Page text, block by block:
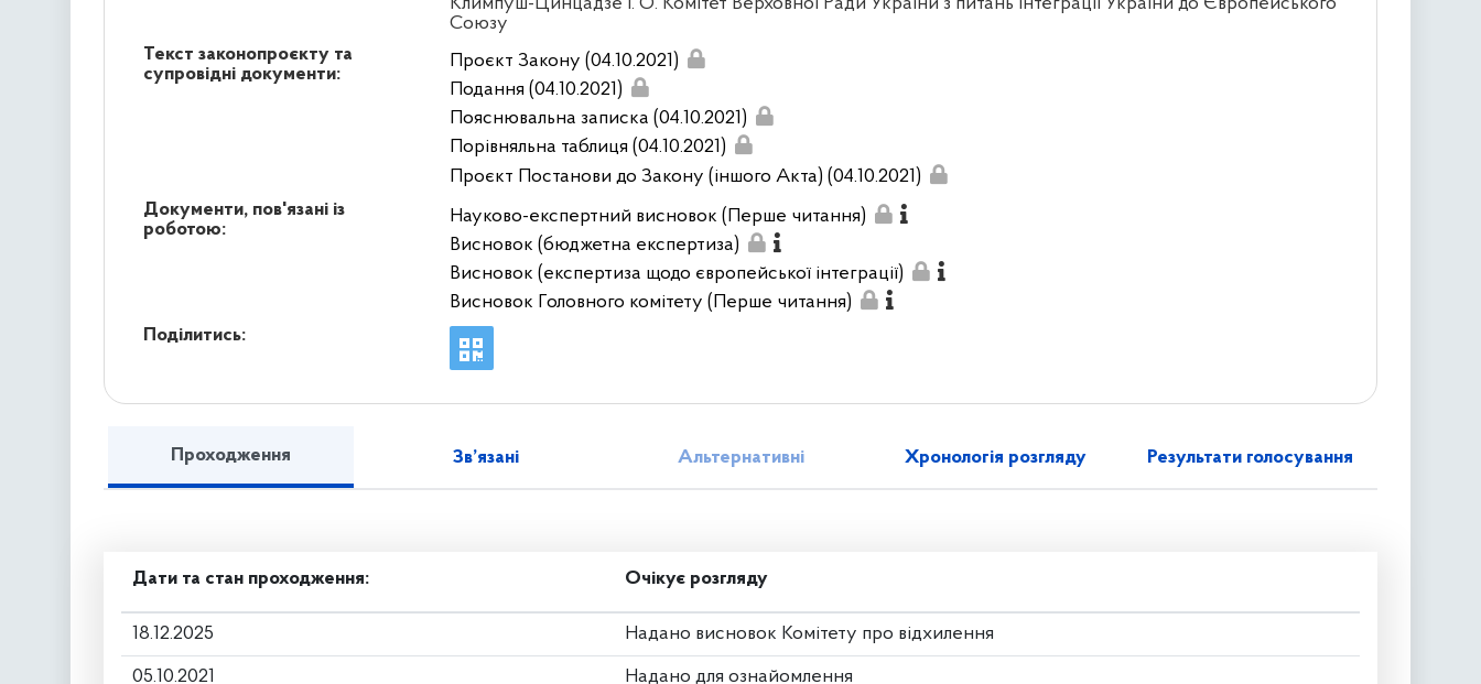
Союзу
Текст законопроєкту та
супровідні документи:
Проєкт Закону (04.10.2021)
Подання (04.10.2021)
Пояснювальна записка (04.10.2021)
Порівняльна таблиця (04.10.2021)
Проєкт Постанови до Закону (іншого Акта) (04.10.2021)
Документи, пов'язані із
роботою:
Науково-експертний висновок (Перше читання)
Висновок (бюджетна експертиза)
Висновок (експертиза щодо європейської інтеграції)
Висновок Головного комітету (Перше читання)
Поділитись:
Проходження Зв’язані Альтернативні Хронологія розгляду Результати голосування
Дати та стан проходження: Очікує розгляду
18.12.2025 Надано висновок Комітету про відхилення
05.10.2021 Надано для ознайомлення